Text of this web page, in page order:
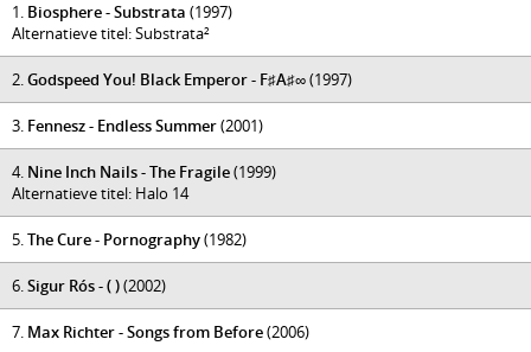
1. Biosphere - Substrata (1997)
Alternatieve titel: Substrata²
2.Godspeed You! Black Emperor - F♯A♯∞(1997)
3. Fennesz - Endless Summer(2001)
4. Nine Inch Nails - The Fragile(1999)
Alternatieve titel: Halo 14
5.The Cure - Pornography(1982)
6.Sigur Rós - ( )(2002)
7. Max Richter - Songs from Before(2006)